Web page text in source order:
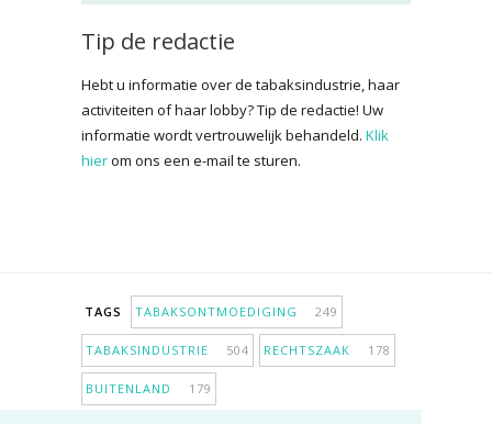
Tip de redactie
Hebt u informatie over de tabaksindustrie, haar
activiteiten of haar lobby? Tip de redactie! Uw
informatie wordt vertrouwelijk behandeld. Klik
hierom ons een e-mail te sturen.
TAGS TABAKSONTMOEDIGING 249
TABAKSINDUSTRIE 504 RECHTSZAAK 178
BUITENLAND 179